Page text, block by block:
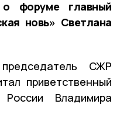
форуме главный
новь» Светлана
СЖР
приветственный
Владимира